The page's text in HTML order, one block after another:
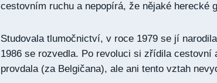
cestovním ruchu a nepopírá, že nějaké herecké
Studovala tlumočnictví, v roce 1979 se jí
1986 se rozvedla. Po revoluci si zřídila cestovní
provdala (za Belgičana), ale ani tento vztah